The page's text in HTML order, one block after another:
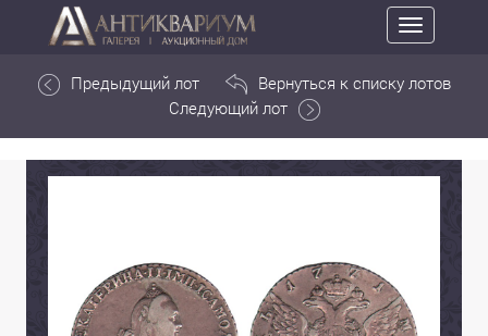
Toggle
navigation
Предыдущий лот
Вернуться к списку лотов
Следующий лот